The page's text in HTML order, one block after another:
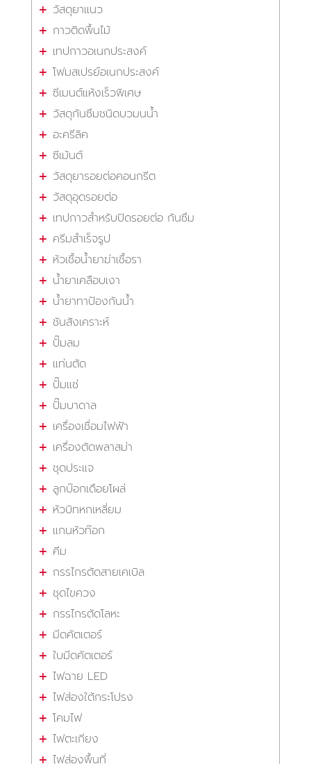
วัสดุยาแนว
กาวติดพื้นไม้
เทปกาวอเนกประสงค์
โฟมสเปรย์อเนกประสงค์
ซีเมนต์แห้งเร็วพิเศษ
วัสดุกันซึมชนิดบวมนน้ำ
อะครีลิค
ซีเม้นต์
วัสดุยารอยต่อคอนกรีต
วัสดุอุดรอยต่อ
เทปกาวสำหรับปิดรอยต่อ กันซึม
ครีมสำเร็จรูป
หัวเชื้อน้ำยาฆ่าเชื้อรา
น้ำยาเคลือบเงา
น้ำยาทาป้องกันน้ำ
ชันสังเคราะห์
ปั๊มลม
แท่นตัด
ปั๊มแช่
ปั๊มบาดาล
เครื่องเชื่อมไฟฟ้า
เครื่องตัดพลาสม่า
ชุดประแจ
ลูกบ๊อกเดือยโผล่
หัวบิทหกเหลี่ยม
แกนหัวท๊อก
คีม
กรรไกรตัดสายเคเบิล
ชุดไขควง
กรรไกรตัดโลหะ
มีดคัตเตอร์
ใบมีดคัตเตอร์
ไฟฉาย LED
ไฟส่องใต้กระโปรง
โคมไฟ
ไฟตะเกียง
ไฟส่องพื้นที่